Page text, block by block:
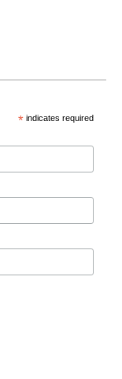
* indicates required